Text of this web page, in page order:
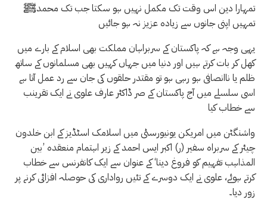
تمہارا دین اس وقت تک مکمل نہیں ہو سکتا جب تک محمدﷺ
تمہیں اپنی جانوں سے زیادہ عزیز نہ ہو جائیں
یہی وجہ ہے کہ پاکستان کے سربراہان مملکت بھی اسلام کے بارے میں
کھل کر بات کرتے ہیں اور دنیا میں جہاں کہیں بھی مسلمانوں کے ساتھ
ظلم یا ناانصافی ہو رہی ہو تو مقتدر حلقوں کی جان سے رد عمل آتا ہے
اسی سلسلے میں آج پاکستان کے صر ڈاکٹر عارف علوی نے ایک تقرینب
سے خطاب کیا
واشنگٹن میں امریکن یونیورسٹی میں اسلامک اسٹڈیز کے ابن خلدون
چیئر کے سربراہ سفیر (ر) اکبر ایس احمد کے زیر اہتمام منعقدہ ’بین
المذاہب تفہیم کو فروغ دینا‘ کے عنوان سے ایک کانفرنس سے خطاب
کرتے ہوئے، علوی نے ایک دوسرے کے تئیں رواداری کی حوصلہ افزائی کرنے پر
زور دیا۔